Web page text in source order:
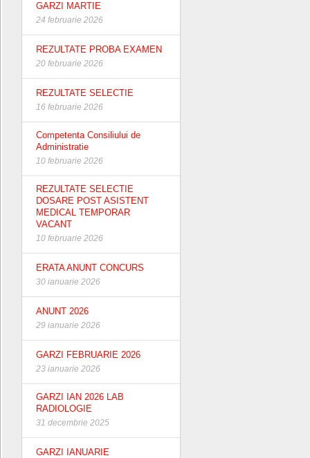
GARZI MARTIE
24 februarie 2026
REZULTATE PROBA EXAMEN
20 februarie 2026
REZULTATE SELECTIE
16 februarie 2026
Competenta Consiliului de
Administratie
10 februarie 2026
REZULTATE SELECTIE
DOSARE POST ASISTENT
MEDICAL TEMPORAR
VACANT
10 februarie 2026
ERATA ANUNT CONCURS
30 ianuarie 2026
ANUNT 2026
29 ianuarie 2026
GARZI FEBRUARIE 2026
23 ianuarie 2026
GARZI IAN 2026 LAB
RADIOLOGIE
31 decembrie 2025
GARZI IANUARIE